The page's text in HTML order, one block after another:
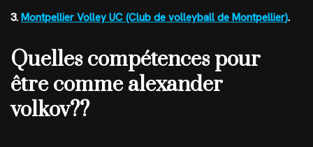
3. Montpellier Volley UC (Club de volleyball de Montpellier).
Quelles compétences pour
être comme alexander
volkov??